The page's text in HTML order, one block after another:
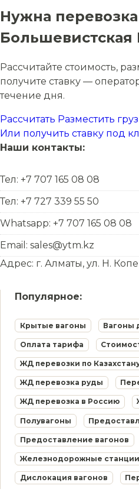
Нужна
Большевистская
Рассчитайте стоимость,
получите ставку —
течение дня.
Рассчитать Разместить
Или получить ставку под
Наши контакты:
Тел: +7 707 165 08 08
Тел: +7 727 339 55 50
Whatsapp: +7 707 165 08 08
Email: sales@ytm.kz
Адрес: г. Алматы, ул. Н.
Популярное:
Крытые вагоны Вагоны
Оплата тарифа
ЖД перевозки по
ЖД перевозка руды
ЖД перевозка в Россию
Полувагоны
Предоставление вагонов
Железнодорожные
Дислокация вагонов